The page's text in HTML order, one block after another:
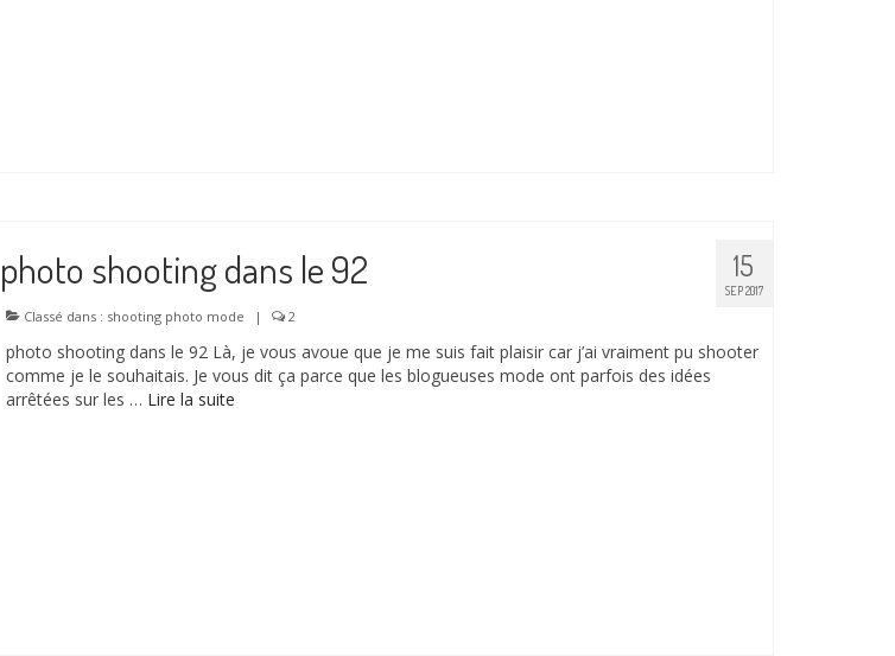
15
SEP 2017
photo shooting dans le 92
Classé dans : shooting photo mode | 2
photo shooting dans le 92 Là, je vous avoue que je me suis fait plaisir car j’ai vraiment pu shooter
comme je le souhaitais. Je vous dit ça parce que les blogueuses mode ont parfois des idées
arrêtées sur les … Lire la suite­­